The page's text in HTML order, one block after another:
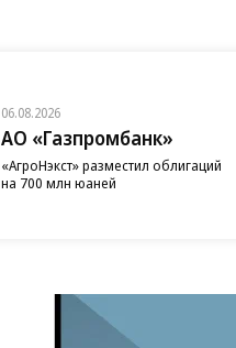
06.08.2026
АО «Газпромбанк»
«АгроНэкст» разместил облигаций
на 700 млн юаней